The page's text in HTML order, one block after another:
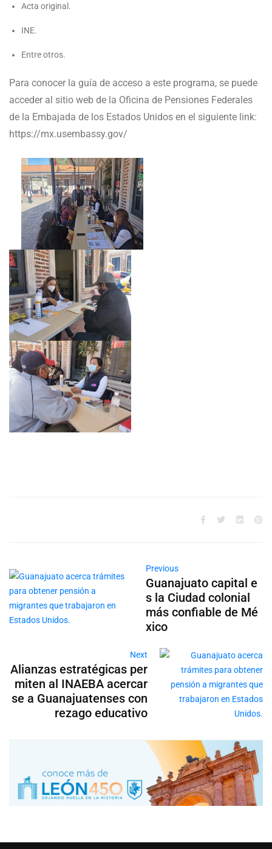
Acta original.
INE.
Entre otros.
Para conocer la guía de acceso a este programa, se puede
acceder al sitio web de la Oficina de Pensiones Federales
de la Embajada de los Estados Unidos en el siguiente link:
https://mx.usembassy.gov/
Previous
Guanajuato capital e
s la Ciudad colonial
más confiable de Mé
xico
Next
Alianzas estratégicas per
miten al INAEBA acercar
se a Guanajuatenses con
rezago educativo